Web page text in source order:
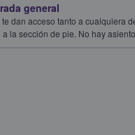
general
dan acceso tanto a cualquiera
la sección de pie. No hay